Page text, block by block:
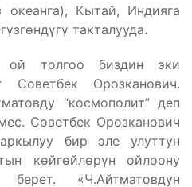
океанга), Кытай, Индияга
такталууда.
ой толгоо биздин эки
Орозканович.
“космополит” деп
Советбек Орозканович
бир эле улуттун
көйгөйлөрүн ойлоону
«Ч.Айтматовдун